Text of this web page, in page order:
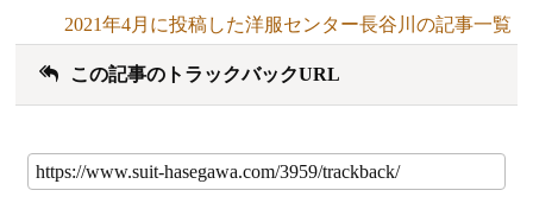
2021年4月に投稿した洋服センター長谷川の記事一覧
この記事のトラックバックURL